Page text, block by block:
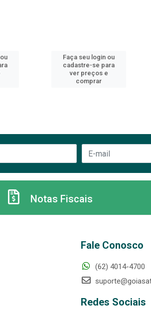
Faça seu login ou
cadastre-se para
ver preços e
comprar
Notas Fiscais
Fale Conosco
(62) 4014-4700
Redes Sociais